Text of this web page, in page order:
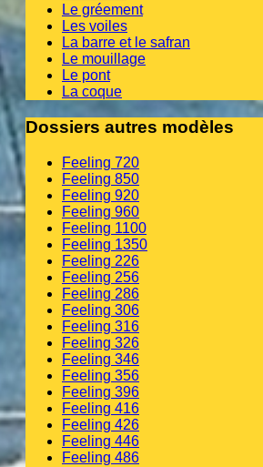
Le gréement
Les voiles
La barre et le safran
Le mouillage
Le pont
La coque
Dossiers autres modèles
Feeling 720
Feeling 850
Feeling 920
Feeling 960
Feeling 1100
Feeling 1350
Feeling 226
Feeling 256
Feeling 286
Feeling 306
Feeling 316
Feeling 326
Feeling 346
Feeling 356
Feeling 396
Feeling 416
Feeling 426
Feeling 446
Feeling 486